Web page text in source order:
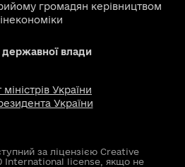
громадян керівництвом
влади
міністрів України
України
за ліцензією Creative
International license, якщо не